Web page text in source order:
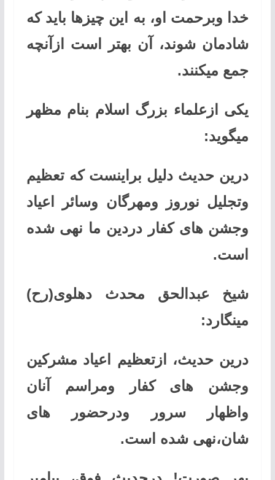
خدا وبرحمت او، به این چیزها باید که
شادمان شوند، آن بهتر است ازآنچه
جمع میکنند.
یکی ازعلماء بزرگ اسلام بنام مظهر
میگوید:
درین حدیث دلیل براینست که تعظیم
وتجلیل نوروز ومهرگان وسائر اعیاد
وجشن های کفار دردین ما نهی شده
است.
شیخ عبدالحق محدث دهلوی(رح)
مینگارد:
درین حدیث، ازتعظیم اعیاد مشرکین
وجشن های کفار ومراسم آنان
واظهار سرور ودرحضور های
شان،نهی شده است.